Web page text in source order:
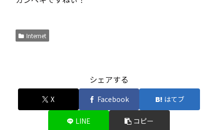
Internet
シェアする
X Facebook はてブ
LINE コピー